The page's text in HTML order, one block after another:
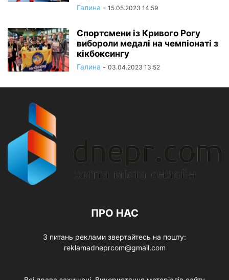
Галина - 15.05.2023 14:59
Спортсмени із Кривого Рогу
вибороли медалі на чемпіонаті з
кікбоксингу
Галина - 03.04.2023 13:52
ПРО НАС
З питань реклами звертайтесь на пошту:
reklamadneprcom@gmail.com